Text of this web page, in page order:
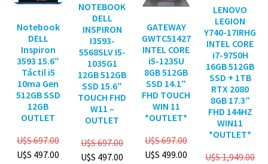
Notebook
DELL
Inspiron
3593 15.6″
Táctil i5
10ma Gen
512GB SSD
12GB
OUTLET
U$S697.00
U$S 497.00
NOTEBOOK
DELL
INSPIRON
I3593-
5568SLV I5-
1035G1
12GB 512GB
SSD 15.6″
TOUCH FHD
W11 –
OUTLET
U$S697.00
U$S 497.00
GATEWAY
GWTC51427
INTEL CORE
i5-1235U
8GB 512GB
SSD 14.1″
FHD TOUCH
WIN 11
*OUTLET*
U$S697.00
U$S 499.00
LENOVO
LEGION
Y740-17IRHG
INTEL CORE
i7-9750H
16GB 512GB
SSD + 1TB
RTX 2080
8GB 17.3″
FHD 144HZ
WIN11
*OUTLET*
U$S1,949.00